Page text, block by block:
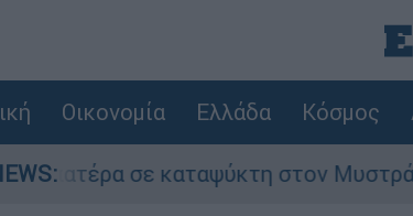
Οικονομία Ελλάδα Κόσμος
στον Μυστρά «Υπάρχει